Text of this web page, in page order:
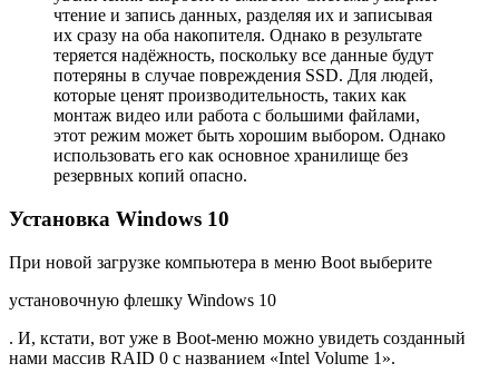
чтение и запись данных, разделяя их и записывая
их сразу на оба накопителя. Однако в результате
теряется надёжность, поскольку все данные будут
потеряны в случае повреждения SSD. Для людей,
которые ценят производительность, таких как
монтаж видео или работа с большими файлами,
этот режим может быть хорошим выбором. Однако
использовать его как основное хранилище без
резервных копий опасно.
Установка Windows 10
При новой загрузке компьютера в меню Boot выберите
установочную флешку Windows 10
. И, кстати, вот уже в Boot-меню можно увидеть созданный
нами массив RAID 0 с названием «Intel Volume 1».